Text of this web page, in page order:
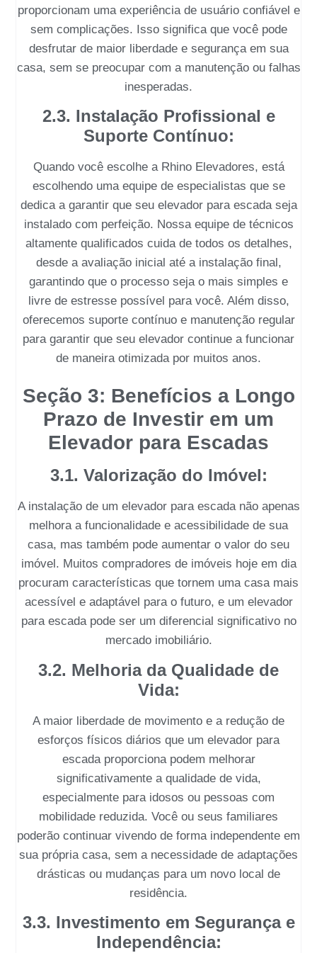
proporcionam uma experiência de usuário confiável e
sem complicações. Isso significa que você pode
desfrutar de maior liberdade e segurança em sua
casa, sem se preocupar com a manutenção ou falhas
inesperadas.
2.3. Instalação Profissional e
Suporte Contínuo:
Quando você escolhe a Rhino Elevadores, está
escolhendo uma equipe de especialistas que se
dedica a garantir que seu elevador para escadaseja
instalado com perfeição. Nossa equipe de técnicos
altamente qualificados cuida de todos os detalhes,
desde a avaliação inicial até a instalação final,
garantindo que o processo seja o mais simples e
livre de estresse possível para você. Além disso,
oferecemos suporte contínuo e manutenção regular
para garantir que seu elevador continue a funcionar
de maneira otimizada por muitos anos.
Seção 3: Benefícios a Longo
Prazo de Investir em um
Elevador para Escadas
3.1. Valorização do Imóvel:
A instalação de um elevador para escadanão apenas
melhora a funcionalidade e acessibilidade de sua
casa, mas também pode aumentar o valor do seu
imóvel. Muitos compradores de imóveis hoje em dia
procuram características que tornem uma casa mais
acessível e adaptável para o futuro, e um elevador
para escadapode ser um diferencial significativo no
mercado imobiliário.
3.2. Melhoria da Qualidade de
Vida:
A maior liberdade de movimento e a redução de
esforços físicos diários que um elevador para
escadaproporciona podem melhorar
significativamente a qualidade de vida,
especialmente para idosos ou pessoas com
mobilidade reduzida. Você ou seus familiares
poderão continuar vivendo de forma independente em
sua própria casa, sem a necessidade de adaptações
drásticas ou mudanças para um novo local de
residência.
3.3. Investimento em Segurança e
Independência: